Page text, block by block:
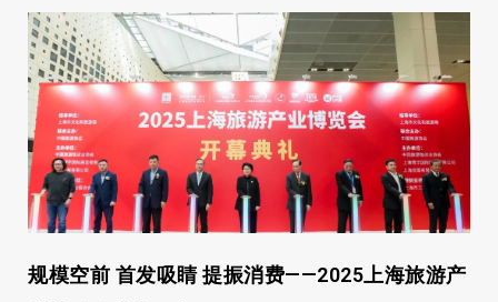
规模空前 首发吸睛 提振消费——2025上海旅游产